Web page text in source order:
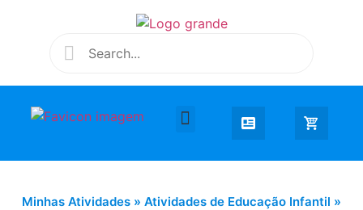
Minhas Atividades » Atividades de Educação Infantil »